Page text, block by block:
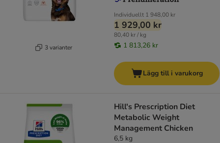
3 varianter
Individuellt 1 948,00 kr
1 929,00 kr
80,40 kr / kg
1 813,26 kr
Lägg till i varukorg
Hill's Prescription Diet
Metabolic Weight
Management Chicken
6,5 kg